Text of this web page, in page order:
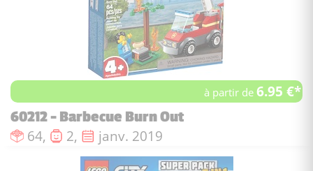
à partir de6.95 €*
60212 - Barbecue Burn Out
Nombre de pièces :
64, Nombre de figurines :
2, Date de sortie :
janv. 2019